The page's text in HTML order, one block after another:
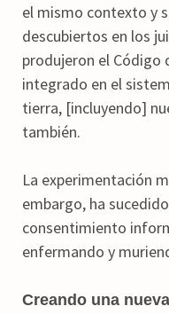
el mismo contexto y
descubiertos en los
produjeron el Código
integrado en el
tierra, [incluyendo]
también.
La experimentación
embargo, ha
consentimiento
enfermando y
Creando una